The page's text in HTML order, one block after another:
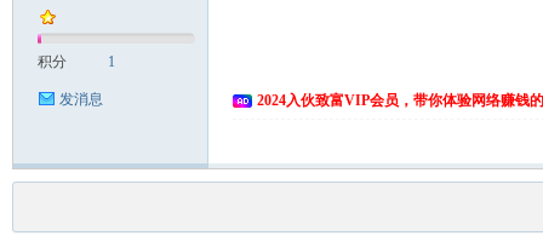
积分 1
发消息 2024入伙致富VIP会员，带你体验网络赚钱